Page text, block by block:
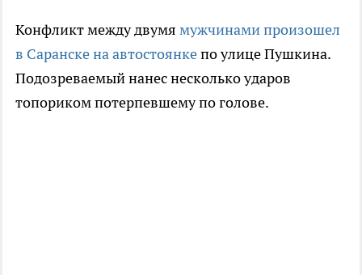
Конфликт между двумя мужчинами произошел
в Саранске на автостоянкепо улице Пушкина.
Подозреваемый нанес несколько ударов
топориком потерпевшему по голове.